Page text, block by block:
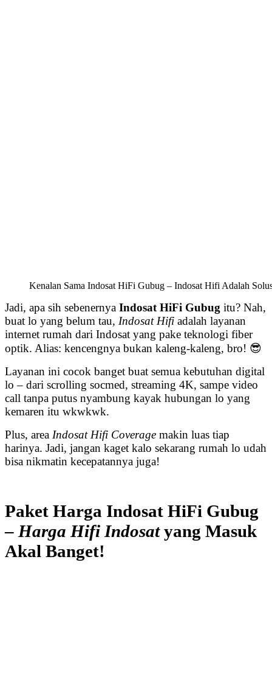
Kenalan Sama Indosat HiFi Gubug – Indosat Hifi Adalah
Jadi, apa sih sebenernya Indosat HiFi Gubug itu? Nah,
buat lo yang belum tau, Indosat Hifi adalah layanan
internet rumah dari Indosat yang pake teknologi fiber
optik. Alias: kencengnya bukan kaleng-kaleng, bro! 😎
Layanan ini cocok banget buat semua kebutuhan digital
lo – dari scrolling socmed, streaming 4K, sampe video
call tanpa putus nyambung kayak hubungan lo yang
kemaren itu wkwkwk.
Plus, area Indosat Hifi Coverage makin luas tiap
harinya. Jadi, jangan kaget kalo sekarang rumah lo udah
bisa nikmatin kecepatannya juga!
Paket Harga Indosat HiFi Gubug
– Harga Hifi Indosatyang Masuk
Akal Banget!